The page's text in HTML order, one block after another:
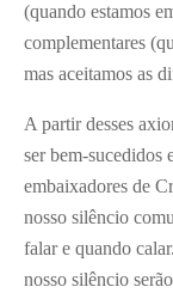
(quando estamos
complementares
mas aceitamos as
A partir desses
ser bem-sucedidos
embaixadores de
nosso silêncio
falar e quando
nosso silêncio